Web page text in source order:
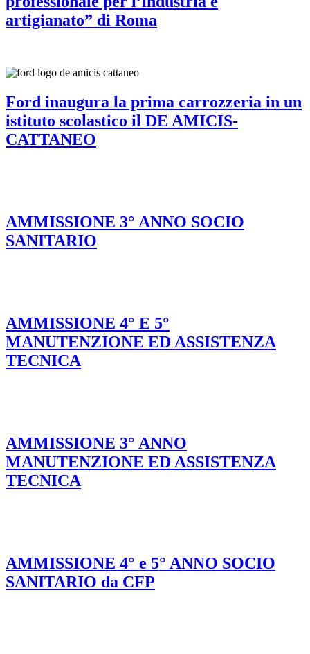
artigianato” di Roma
Ford inaugura la prima carrozzeria in un
istituto scolastico il DE AMICIS-
CATTANEO
AMMISSIONE 3° ANNO SOCIO
SANITARIO
AMMISSIONE 4° E 5°
MANUTENZIONE ED ASSISTENZA
TECNICA
AMMISSIONE 3° ANNO
MANUTENZIONE ED ASSISTENZA
TECNICA
AMMISSIONE 4° e 5° ANNO SOCIO
SANITARIO da CFP